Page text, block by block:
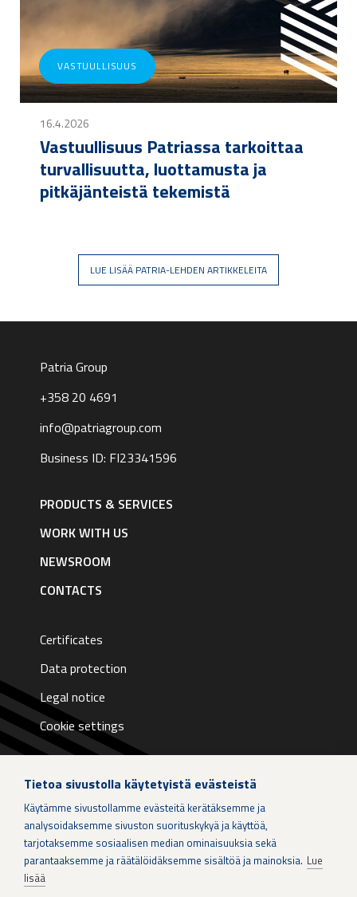
VASTUULLISUUS
16.4.2026
Vastuullisuus Patriassa tarkoittaa
turvallisuutta, luottamusta ja
pitkäjänteistä tekemistä
LUE LISÄÄ PATRIA-LEHDEN ARTIKKELEITA
Patria Group
+358 20 4691
info@patriagroup.com
Business ID: FI23341596
navigation
|PRODUCTS & SERVICES
WORK WITH US
NEWSROOM
CONTACTS
Certificates
Data protection
Legal notice
Cookie settings
LinkedIn
Instagram
Tietoa sivustolla käytetyistä evästeistä
Käytämme sivustollamme evästeitä kerätäksemme ja
analysoidaksemme sivuston suorituskykyä ja käyttöä,
tarjotaksemme sosiaalisen median ominaisuuksia sekä
parantaaksemme ja räätälöidäksemme sisältöä ja mainoksia. Lue
lisää